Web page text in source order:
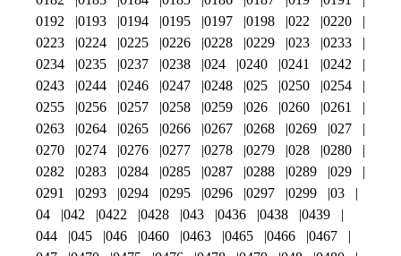
0192
0193 0194 0195 0197 0198 022
0220
0223
0224 0225 0226 0228 0229 023
0233
0234
0235 0237 0238 024 0240 0241
0242
0243
0244 0246 0247 0248 025 0250
0254
0255
0256 0257 0258 0259 026 0260
0261
0263
0264 0265 0266 0267 0268 0269
027
0270
0274 0276 0277 0278 0279 028
0280
0282
0283 0284 0285 0287 0288 0289
029
0291
0293 0294 0295 0296 0297 0299
03
04
042 0422 0428 043 0436 0438
0439
044
045 046 0460 0463 0465 0466
0467